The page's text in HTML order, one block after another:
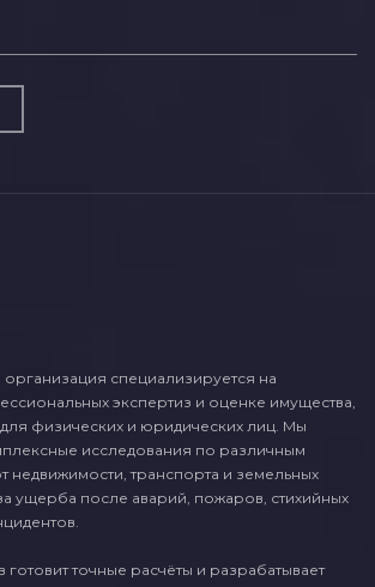
специализируется на
экспертиз и оценке имущества,
для физических и юридических лиц. Мы
исследования по различным
недвижимости, транспорта и земельных
ущерба после аварий, пожаров, стихийных
готовит точные расчёты и разрабатывает